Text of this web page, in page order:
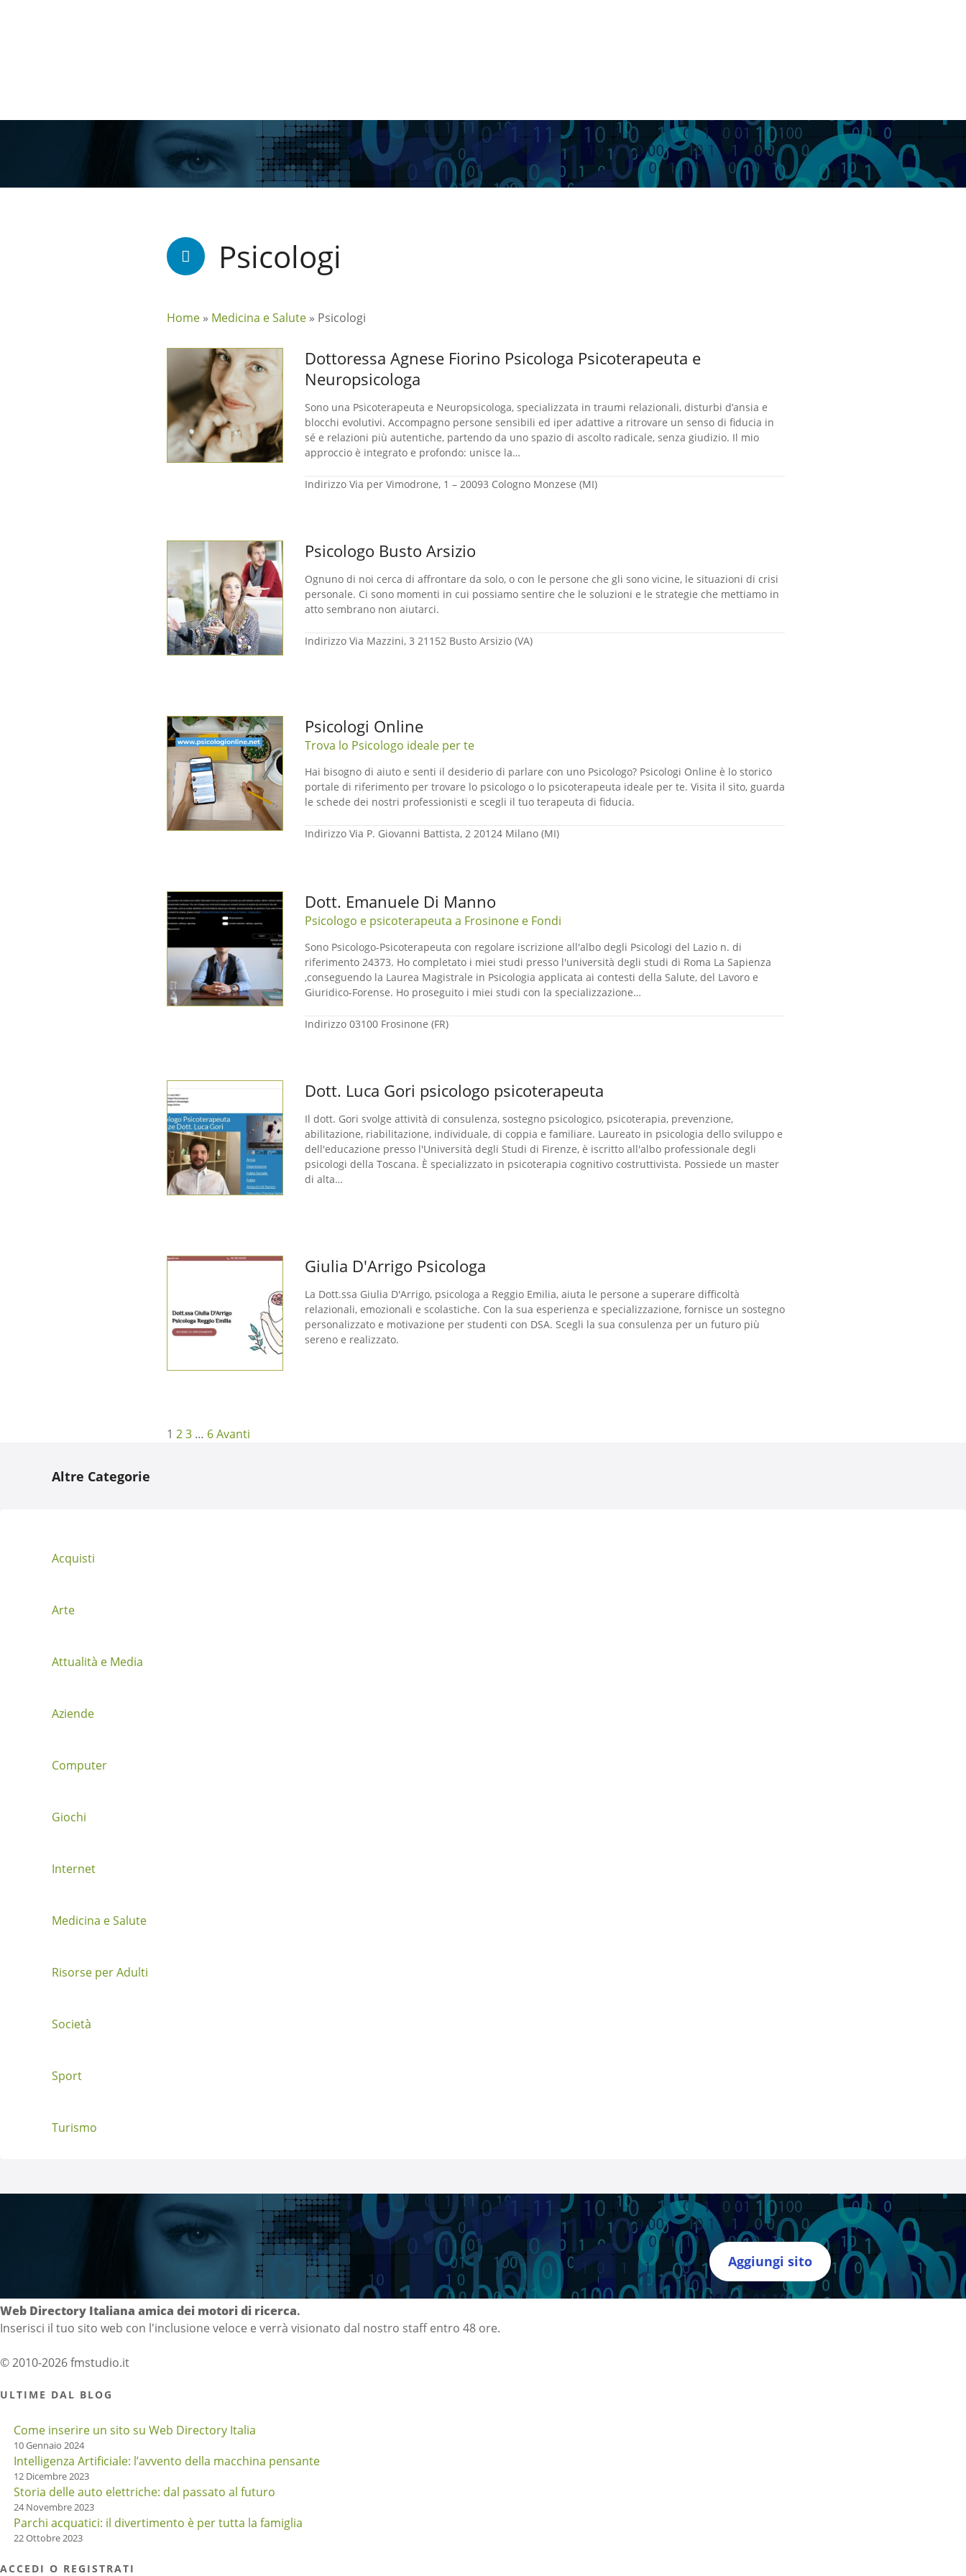
Psicologi
Home » Medicina e Salute » Psicologi
Dottoressa Agnese Fiorino Psicologa Psicoterapeuta e
Neuropsicologa
Sono una Psicoterapeuta e Neuropsicologa, specializzata in traumi relazionali, disturbi d’ansia e
blocchi evolutivi. Accompagno persone sensibili ed iper adattive a ritrovare un senso di fiducia in
sé e relazioni più autentiche, partendo da uno spazio di ascolto radicale, senza giudizio. Il mio
approccio è integrato e profondo: unisce la…
Indirizzo Via per Vimodrone, 1 – 20093 Cologno Monzese (MI)
Psicologo Busto Arsizio
Ognuno di noi cerca di affrontare da solo, o con le persone che gli sono vicine, le situazioni di crisi
personale. Ci sono momenti in cui possiamo sentire che le soluzioni e le strategie che mettiamo in
atto sembrano non aiutarci.
Indirizzo Via Mazzini, 3 21152 Busto Arsizio (VA)
Psicologi Online
Trova lo Psicologo ideale per te
Hai bisogno di aiuto e senti il desiderio di parlare con uno Psicologo? Psicologi Online è lo storico
portale di riferimento per trovare lo psicologo o lo psicoterapeuta ideale per te. Visita il sito, guarda
le schede dei nostri professionisti e scegli il tuo terapeuta di fiducia.
Indirizzo Via P. Giovanni Battista, 2 20124 Milano (MI)
Dott. Emanuele Di Manno
Psicologo e psicoterapeuta a Frosinone e Fondi
Sono Psicologo-Psicoterapeuta con regolare iscrizione all'albo degli Psicologi del Lazio n. di
riferimento 24373. Ho completato i miei studi presso l'università degli studi di Roma La Sapienza
,conseguendo la Laurea Magistrale in Psicologia applicata ai contesti della Salute, del Lavoro e
Giuridico-Forense. Ho proseguito i miei studi con la specializzazione…
Indirizzo 03100 Frosinone (FR)
Dott. Luca Gori psicologo psicoterapeuta
Il dott. Gori svolge attività di consulenza, sostegno psicologico, psicoterapia, prevenzione,
abilitazione, riabilitazione, individuale, di coppia e familiare. Laureato in psicologia dello sviluppo e
dell'educazione presso l'Università degli Studi di Firenze, è iscritto all'albo professionale degli
psicologi della Toscana. È specializzato in psicoterapia cognitivo costruttivista. Possiede un master
di alta…
Giulia D'Arrigo Psicologa
La Dott.ssa Giulia D'Arrigo, psicologa a Reggio Emilia, aiuta le persone a superare difficoltà
relazionali, emozionali e scolastiche. Con la sua esperienza e specializzazione, fornisce un sostegno
personalizzato e motivazione per studenti con DSA. Scegli la sua consulenza per un futuro più
sereno e realizzato.
N
1 23 … 6Avanti
Altre Categorie
Acquisti
Arte
Attualità e Media
Aziende
Computer
Giochi
Internet
Medicina e Salute
Risorse per Adulti
Società
Sport
Turismo
Aggiungi sito
Web Directory Italiana amica dei motori di ricerca.
Inserisci il tuo sito web con l'inclusione veloce e verrà visionato dal nostro staff entro 48 ore.
© 2010-2026 fmstudio.it
ULTIME DAL BLOG
Come inserire un sito su Web Directory Italia
10 Gennaio 2024
Intelligenza Artificiale: l’avvento della macchina pensante
12 Dicembre 2023
Storia delle auto elettriche: dal passato al futuro
24 Novembre 2023
Parchi acquatici: il divertimento è per tutta la famiglia
22 Ottobre 2023
ACCEDI O REGISTRATI